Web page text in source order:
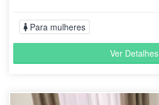
Para mulheres
Ver Detalhes